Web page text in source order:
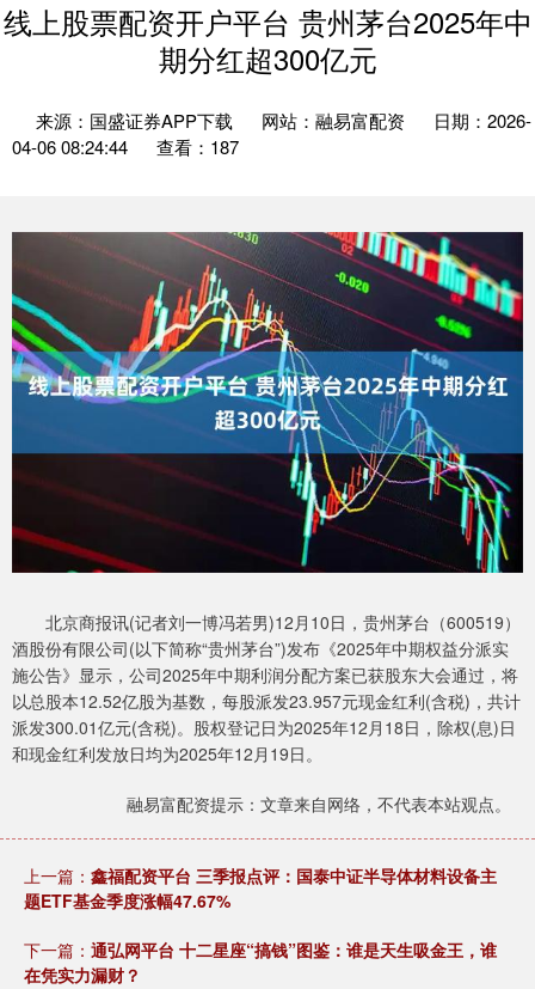
线上股票配资开户平台 贵州茅台2025年中
期分红超300亿元
来源：国盛证券APP下载 网站：融易富配资
日期：2026-
04-06 08:24:44
查看：187
北京商报讯(记者刘一博冯若男)12月10日，贵州茅台（600519）
酒股份有限公司(以下简称“贵州茅台”)发布《2025年中期权益分派实
施公告》显示，公司2025年中期利润分配方案已获股东大会通过，将
以总股本12.52亿股为基数，每股派发23.957元现金红利(含税)，共计
派发300.01亿元(含税)。股权登记日为2025年12月18日，除权(息)日
和现金红利发放日均为2025年12月19日。
融易富配资提示：文章来自网络，不代表本站观点。
上一篇： 鑫福配资平台 三季报点评：国泰中证半导体材料设备主
题ETF基金季度涨幅47.67%
下一篇： 通弘网平台 十二星座“搞钱”图鉴：谁是天生吸金王，谁
在凭实力漏财？